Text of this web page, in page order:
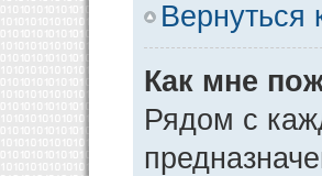
Вернуться
Как мне
Рядом с